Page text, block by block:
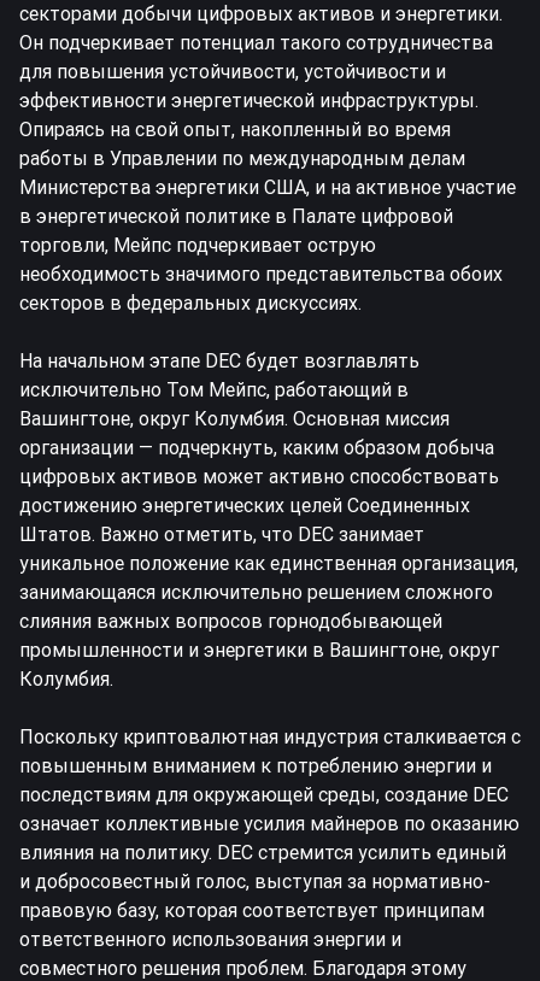
секторами добычи цифровых активов и энергетики.
Он подчеркивает потенциал такого сотрудничества
для повышения устойчивости, устойчивости и
эффективности энергетической инфраструктуры.
Опираясь на свой опыт, накопленный во время
работы в Управлении по международным делам
Министерства энергетики США, и на активное участие
в энергетической политике в Палате цифровой
торговли, Мейпс подчеркивает острую
необходимость значимого представительства обоих
секторов в федеральных дискуссиях.
На начальном этапе DEC будет возглавлять
исключительно Том Мейпс, работающий в
Вашингтоне, округ Колумбия. Основная миссия
организации — подчеркнуть, каким образом добыча
цифровых активов может активно способствовать
достижению энергетических целей Соединенных
Штатов. Важно отметить, что DEC занимает
уникальное положение как единственная организация,
занимающаяся исключительно решением сложного
слияния важных вопросов горнодобывающей
промышленности и энергетики в Вашингтоне, округ
Колумбия.
Поскольку криптовалютная индустрия сталкивается с
повышенным вниманием к потреблению энергии и
последствиям для окружающей среды, создание DEC
означает коллективные усилия майнеров по оказанию
влияния на политику. DEC стремится усилить единый
и добросовестный голос, выступая за нормативно-
правовую базу, которая соответствует принципам
ответственного использования энергии и
совместного решения проблем. Благодаря этому